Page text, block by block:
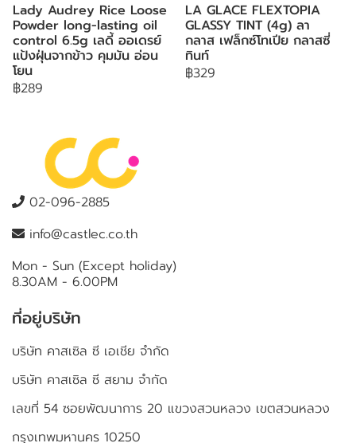
Lady Audrey Rice Loose
Powder long-lasting oil
control 6.5g เลดี้ ออเดรย์
แป้งฝุ่นจากข้าว คุมมัน อ่อน
โยน
฿289
LA GLACE FLEXTOPIA
GLASSY TINT (4g) ลา
กลาส เฟล็กซ์โทเปีย กลาสซี่
ทินท์
฿329
02-096-2885
info@castlec.co.th
Mon - Sun (Except holiday)
8.30AM - 6.00PM
ที่อยู่บริษัท
บริษัท คาสเซิล ซี เอเชีย จำกัด
บริษัท คาสเซิล ซี สยาม จำกัด
เลขที่ 54 ซอยพัฒนาการ 20 แขวงสวนหลวง เขตสวนหลวง
กรุงเทพมหานคร 10250